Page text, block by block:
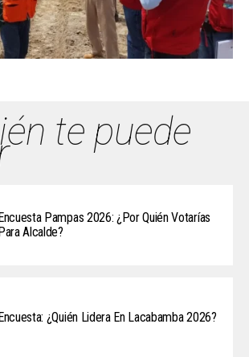
te puede
Pampas 2026: ¿Por Quién Votarías
Alcalde?
¿Quién Lidera En Lacabamba 2026?